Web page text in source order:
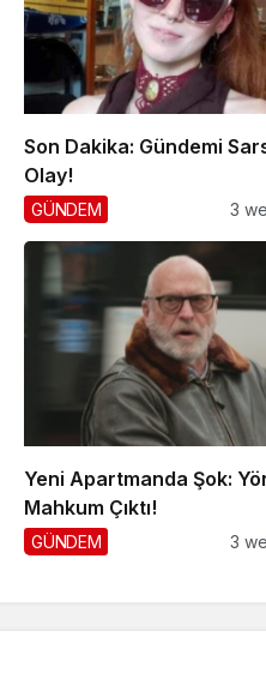
Son Dakika: Gündemi
Olay!
GÜNDEM 3
Yeni Apartmanda Şok:
Mahkum Çıktı!
GÜNDEM 3